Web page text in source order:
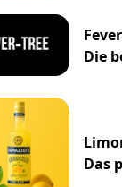
Die
Das